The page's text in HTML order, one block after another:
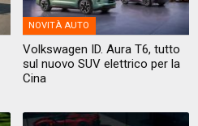
NOVITÀ AUTO
Volkswagen ID. Aura T6, tutto
sul nuovo SUV elettrico per la
Cina